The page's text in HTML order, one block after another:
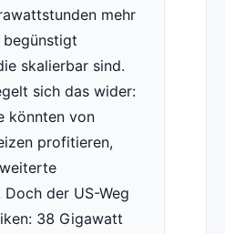
mehr
skalierbar sind.
sich das wider:
könnten von
profitieren,
Doch der US-Weg
38 Gigawatt